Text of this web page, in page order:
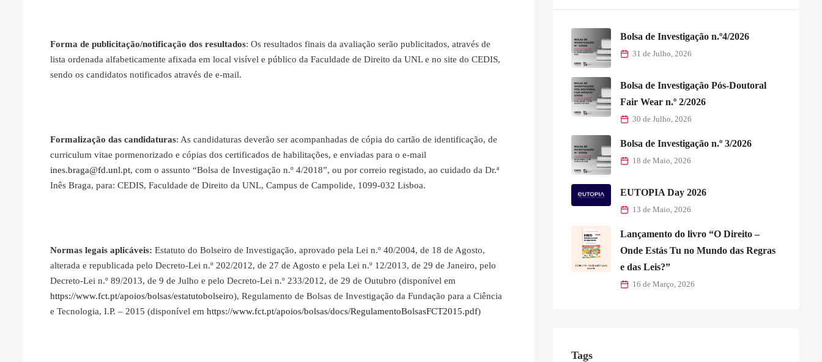
Forma de publicitação/notificação dos resultados: Os resultados finais da avaliação serão publicitados, através de
lista ordenada alfabeticamente afixada em local visível e público da Faculdade de Direito da UNL e no site do CEDIS,
sendo os candidatos notificados através de e-mail.
Formalização das candidaturas: As candidaturas deverão ser acompanhadas de cópia do cartão de identificação, de
curriculum vitae pormenorizado e cópias dos certificados de habilitações, e enviadas para o e‐mail
ines.braga@fd.unl.pt, com o assunto “Bolsa de Investigação n.º 4/2018”, ou por correio registado, ao cuidado da Dr.ª
Inês Braga, para: CEDIS, Faculdade de Direito da UNL, Campus de Campolide, 1099-032 Lisboa.
Normas legais aplicáveis: Estatuto do Bolseiro de Investigação, aprovado pela Lei n.º 40/2004, de 18 de Agosto,
alterada e republicada pelo Decreto-Lei n.º 202/2012, de 27 de Agosto e pela Lei n.º 12/2013, de 29 de Janeiro, pelo
Decreto-Lei n.º 89/2013, de 9 de Julho e pelo Decreto-Lei n.º 233/2012, de 29 de Outubro (disponível em
https://www.fct.pt/apoios/bolsas/estatutobolseiro), Regulamento de Bolsas de Investigação da Fundação para a Ciência
e Tecnologia, I.P. – 2015 (disponível em https://www.fct.pt/apoios/bolsas/docs/RegulamentoBolsasFCT2015.pdf)
Bolsa de Investigação n.º4/2026
31 de Julho, 2026
Bolsa de Investigação Pós-Doutoral
Fair Wear n.º 2/2026
30 de Julho, 2026
Bolsa de Investigação n.º 3/2026
18 de Maio, 2026
EUTOPIA Day 2026
13 de Maio, 2026
Lançamento do livro “O Direito –
Onde Estás Tu no Mundo das Regras
e das Leis?”
16 de Março, 2026
Tags